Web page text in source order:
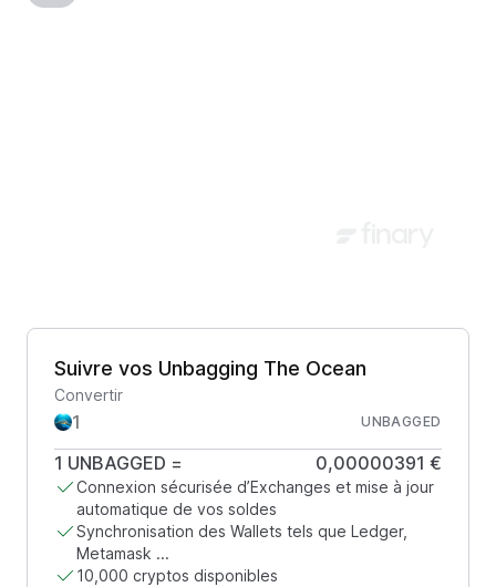
Suivre vos Unbagging The Ocean
Convertir
UNBAGGED
1 UNBAGGED = 0,00000391 €
Connexion sécurisée d’Exchanges et mise à jour
automatique de vos soldes
Synchronisation des Wallets tels que Ledger,
Metamask ...
10,000 cryptos disponibles